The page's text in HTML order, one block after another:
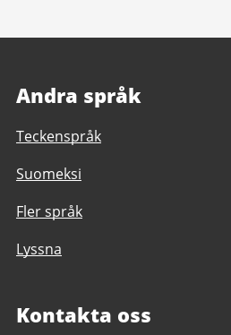
Andra språk
Teckenspråk
Suomeksi
Fler språk
Lyssna
Kontakta oss